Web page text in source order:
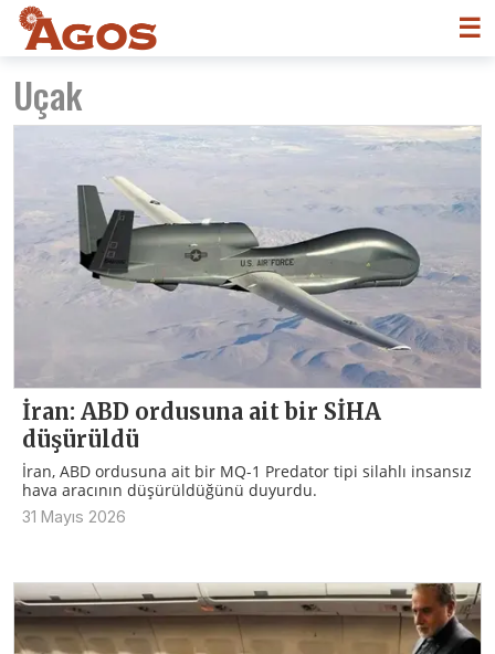
☰
Uçak
İran: ABD ordusuna ait bir SİHA
düşürüldü
İran, ABD ordusuna ait bir MQ-1 Predator tipi silahlı insansız
hava aracının düşürüldüğünü duyurdu.
31 Mayıs 2026